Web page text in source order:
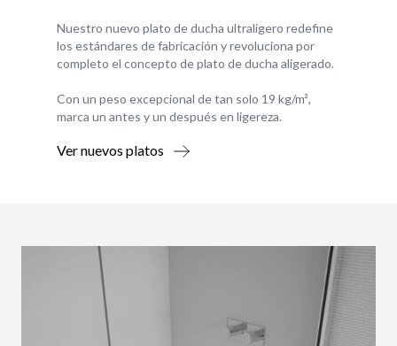
Nuestro nuevo plato de ducha ultraligero redefine
los estándares de fabricación y revoluciona por
completo el concepto de plato de ducha aligerado.
Con un peso excepcional de tan solo 19 kg/m²,
marca un antes y un después en ligereza.
Ver nuevos platos